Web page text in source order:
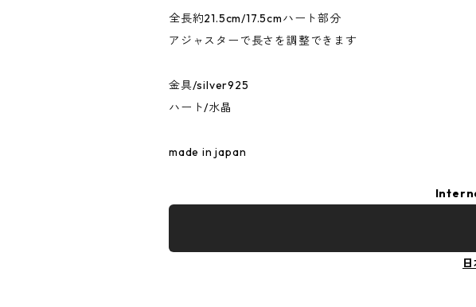
全長約21.5cm/17.5cmハート部分
アジャスターで長さを調整できます
金具/silver925
ハート/水晶
made in japan